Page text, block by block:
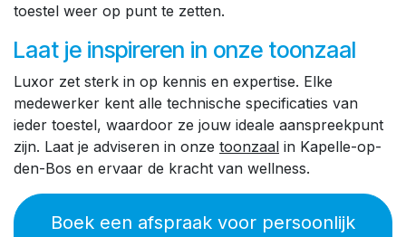
toestel weer op punt te zetten.
Laat je inspireren in onze toonzaal
Luxor zet sterk in op kennis en expertise. Elke
medewerker kent alle technische specificaties van
ieder toestel, waardoor ze jouw ideale aanspreekpunt
zijn. Laat je adviseren in onze toonzaal in Kapelle-op-
den-Bos en ervaar de kracht van wellness.
Boek een afspraak voor persoonlijk